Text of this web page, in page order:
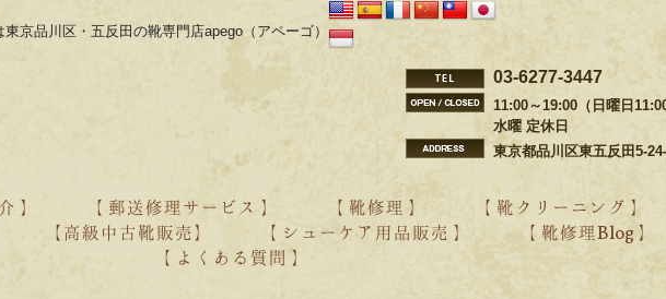
京品川区・五反田の靴専門店apego（アペーゴ）
03-6277-3447
11:00～19:00（日曜日
水曜 定休日
東京都品川区東五反田5-
】 【 郵送修理サービス 】 【 靴修理 】
【 靴クリーニング 】
・aestas オーダー紹介
・YONCA オーダー紹介
【高級中古靴販売】 【 シューケア用品販売 】 【 靴修理Blog 】
・靴ブランド別の修
・過去の靴修理ブ
・過去のクリーニ
【 よくある質問 】